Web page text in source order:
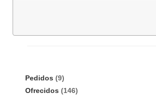
Pedidos (9)
Ofrecidos (146)